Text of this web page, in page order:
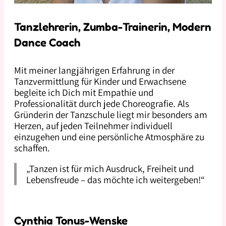
Tanzlehrerin, Zumba-Trainerin, Modern
Dance Coach
Mit meiner langjährigen Erfahrung in der
Tanzvermittlung für Kinder und Erwachsene
begleite ich Dich mit Empathie und
Professionalität durch jede Choreografie. Als
Gründerin der Tanzschule liegt mir besonders am
Herzen, auf jeden Teilnehmer individuell
einzugehen und eine persönliche Atmosphäre zu
schaffen.
„Tanzen ist für mich Ausdruck, Freiheit und
Lebensfreude – das möchte ich weitergeben!“
Cynthia Tonus-Wenske